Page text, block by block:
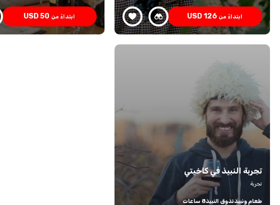
ابتداءً من USD126 ابتداءً من USD50
تجربة النبيذ في كاخيتي
تجربة
طعام ونبيذتذوق النبيذ8 ساعات